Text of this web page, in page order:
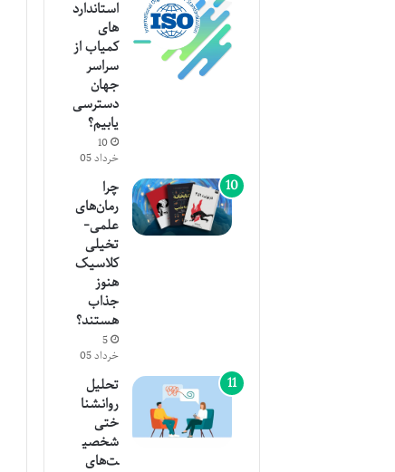
استاندارد
های
کمیاب از
سراسر
جهان
دسترسی
یابیم؟
10
خرداد 05
چرا
رمان‌های
علمی-
تخیلی
کلاسیک
هنوز
جذاب
هستند؟
5
خرداد 05
تحلیل
روانشنا
ختی
شخصی
ت‌های